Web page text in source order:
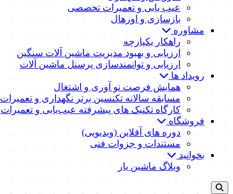
عیب یابی و تعمیرات تخصصی
بازسازی و اورهال
مشاوره
راهکار یکپارچه
ارزیابی و بهبود مدیریت ماشین آلات سنگین
ارزیابی و توانمندسازی پرسنل ماشین آلات
رویداد ها
همایش فرصت نو آوری و اشتغال
مسابقه سالانه تکنسین برتر نگهداری و تعمیرات
کارگاه تکنیک‌ های پیشرفته عیب‌یابی و تعمیرات
فروشگاه
دوره های آفلاین (ویدیویی)
مستندات و جزوات فنی
بخوانید
وبلاگ ماشین یار